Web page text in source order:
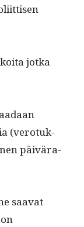
jot­ka
(vero­tuk­
päivära­
saa­vat